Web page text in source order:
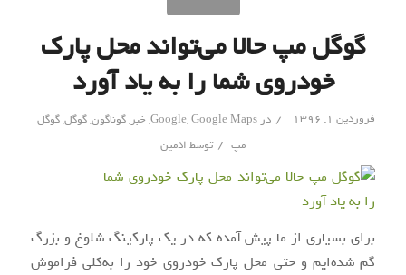
گوگل مپ حالا می‌تواند محل پارک
خودروی شما را به یاد آورد
فروردین ۱, ۱۳۹۶ / در Google,Google Maps
,خبر,گوناگون,گوگل,گوگل
مپ / توسط ادمین
برای بسیاری از ما پیش آمده که دریک پارکینگ شلوغ و بزرگ
گم شده‌ایمو حتی محل پارک خودروی خود را به‌کلی فراموش